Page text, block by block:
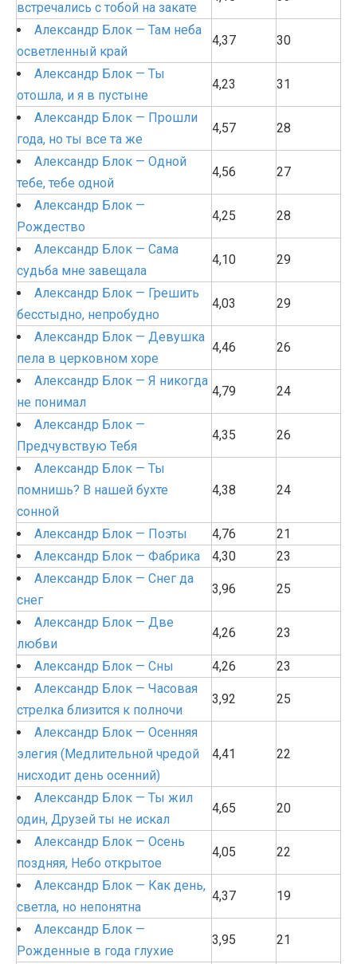
встречались с тобой на закате
Александр Блок — Там неба
осветленный край
4,37 30
Александр Блок — Ты
отошла, и я в пустыне
4,23 31
Александр Блок — Прошли
года, но ты все та же
4,57 28
Александр Блок — Одной
тебе, тебе одной
4,56 27
Александр Блок —
Рождество
4,25 28
Александр Блок — Сама
судьба мне завещала
4,10 29
Александр Блок — Грешить
бесстыдно, непробудно
4,03 29
Александр Блок — Девушка
пела в церковном хоре
4,46 26
Александр Блок — Я никогда
не понимал
4,79 24
Александр Блок —
Предчувствую Тебя
4,35 26
Александр Блок — Ты
помнишь? В нашей бухте
сонной
4,38 24
Александр Блок — Поэты 4,76
21
Александр Блок — Фабрика
4,30
23
Александр Блок — Снег да
снег
3,96 25
Александр Блок — Две
любви
4,26 23
Александр Блок — Сны 4,26
23
Александр Блок — Часовая
стрелка близится к полночи
3,92 25
Александр Блок — Осенняя
элегия (Медлительной чредой
нисходит день осенний)
4,41 22
Александр Блок — Ты жил
один, Друзей ты не искал
4,65 20
Александр Блок — Осень
поздняя, Небо открытое
4,05 22
Александр Блок — Как день,
светла, но непонятна
4,37 19
Александр Блок —
Рожденные в года глухие
3,95 21